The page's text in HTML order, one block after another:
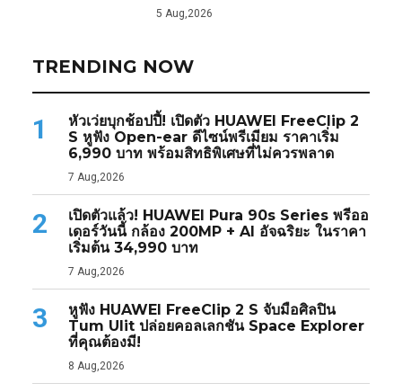
5 Aug,2026
TRENDING NOW
1
หัวเว่ยบุกช้อปปี้! เปิดตัว HUAWEI FreeClip 2
S หูฟัง Open-ear ดีไซน์พรีเมียม ราคาเริ่ม
6,990 บาท พร้อมสิทธิพิเศษที่ไม่ควรพลาด
7 Aug,2026
2
เปิดตัวแล้ว! HUAWEI Pura 90s Series พรีออ
เดอร์วันนี้ กล้อง 200MP + AI อัจฉริยะ ในราคา
เริ่มต้น 34,990 บาท
7 Aug,2026
3
หูฟัง HUAWEI FreeClip 2 S จับมือศิลปิน
Tum Ulit ปล่อยคอลเลกชัน Space Explorer
ที่คุณต้องมี!
8 Aug,2026